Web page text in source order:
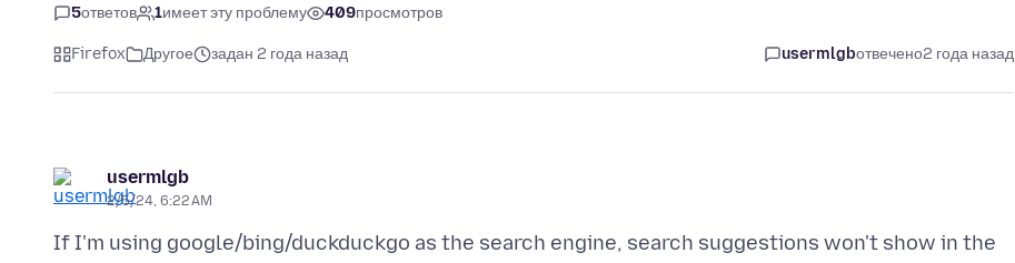
5ответов 1имеет эту проблему 409просмотров
Firefox Другое задан 2 года назад usermlgbотвечено2 года назад
usermlgb
2/5/24, 6:22 AM
If I'm using google/bing/duckduckgo as the search engine, search suggestions won't show in the